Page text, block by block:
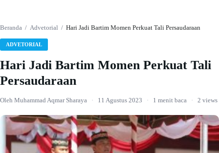
Beranda / Advetorial / Hari Jadi Bartim Momen Perkuat Tali Persaudaraan
ADVETORIAL
Hari Jadi Bartim Momen Perkuat Tali
Persaudaraan
Oleh Muhammad Aqmar Sharaya · 11 Agustus 2023 · 1 menit baca · 2 views